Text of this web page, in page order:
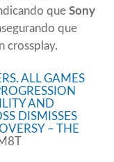
que Sony
que
crossplay.
ALL GAMES
AND
DISMISSES
– THE